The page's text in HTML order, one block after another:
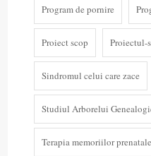
Program de pornire
Proiect scop Proiectul-
Sindromul celui care zace
Studiul Arborelui
Terapia memoriilor prenatale